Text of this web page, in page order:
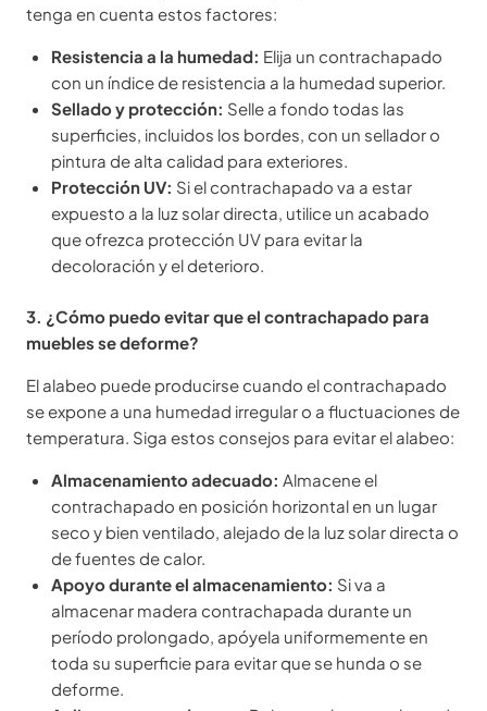
tenga en cuenta estos factores:
Resistencia a la humedad: Elija un contrachapado
con un índice de resistencia a la humedad superior.
Sellado y protección: Selle a fondo todas las
superficies, incluidos los bordes, con un sellador o
pintura de alta calidad para exteriores.
Protección UV: Si el contrachapado va a estar
expuesto a la luz solar directa, utilice un acabado
que ofrezca protección UV para evitar la
decoloración y el deterioro.
3. ¿Cómo puedo evitar que el contrachapado para
muebles se deforme?
El alabeo puede producirse cuando el contrachapado
se expone a una humedad irregular o a fluctuaciones de
temperatura. Siga estos consejos para evitar el alabeo:
Almacenamiento adecuado: Almacene el
contrachapado en posición horizontal en un lugar
seco y bien ventilado, alejado de la luz solar directa o
de fuentes de calor.
Apoyo durante el almacenamiento: Si va a
almacenar madera contrachapada durante un
período prolongado, apóyela uniformemente en
toda su superficie para evitar que se hunda o se
deforme.